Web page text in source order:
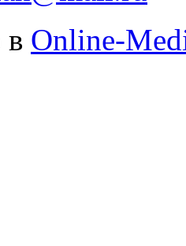
в Online-